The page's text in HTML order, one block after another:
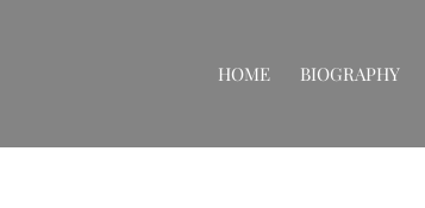
HOME BIOGRAPHY